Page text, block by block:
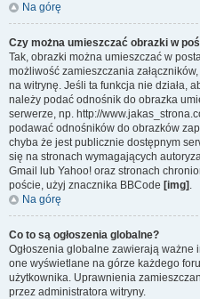
Na górę
Czy można umieszczać obrazki w
Tak, obrazki można umieszczać w
możliwość zamieszczania
na witrynę. Jeśli ta funkcja nie działa,
należy podać odnośnik do obrazka
serwerze, np. http://
podawać odnośników do obrazków
chyba że jest publicznie dostępnym
się na stronach wymagających
Gmail lub Yahoo! oraz stronach
poście, użyj znacznika BBCode [img] .
Na górę
Co to są ogłoszenia globalne?
Ogłoszenia globalne zawierają ważne
one wyświetlane na górze każdego
użytkownika. Uprawnienia
przez administratora witryny.